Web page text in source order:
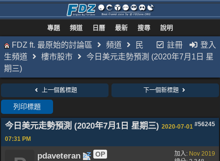
專題 頻道 日曆 最新 搜尋 說明
註冊 登入
FDZ ft. 最原始的討論區 頻道
民
生頻道
樓市股市
今日美元走勢預測 (2020年7月1日 星
期三)
上一個舊標題 下一個新標題
列印標題
今日美元走勢預測 (2020年7月1日 星期三) #56245
2020-07-01
07:31 PM
加入: Nov 2019
pdaveteran OP